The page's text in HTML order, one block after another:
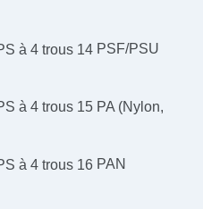
PSF/PSU
PA (Nylon,
PAN